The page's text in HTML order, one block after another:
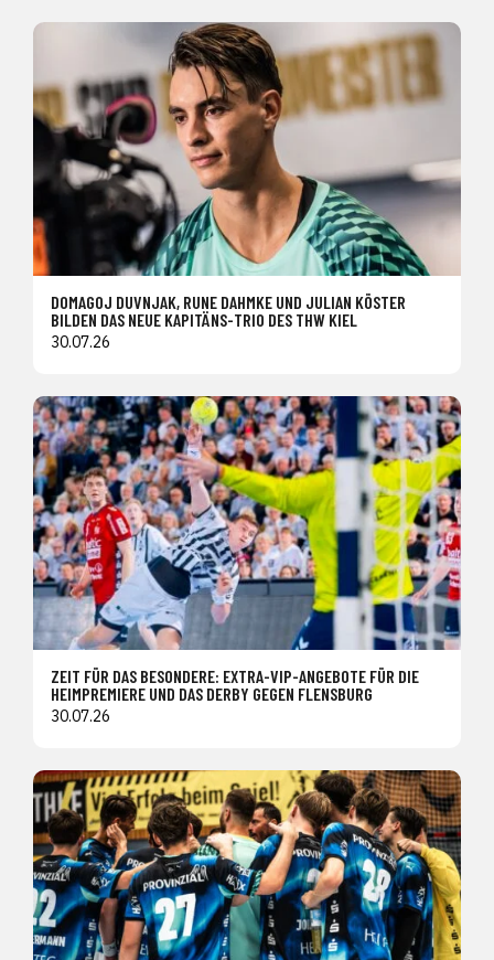
DOMAGOJ DUVNJAK, RUNE DAHMKE UND JULIAN KÖSTER
BILDEN DAS NEUE KAPITÄNS-TRIO DES THW KIEL
30.07.26
ZEIT FÜR DAS BESONDERE: EXTRA-VIP-ANGEBOTE FÜR DIE
HEIMPREMIERE UND DAS DERBY GEGEN FLENSBURG
30.07.26